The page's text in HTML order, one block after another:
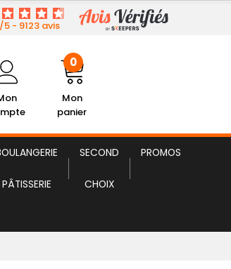
5 - 9123 avis
Mon
panier
0
PÂTISSERIE
SECOND
CHOIX
PROMOS
Chauffant 216,98 € HT